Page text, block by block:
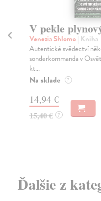
V pekle
Venezia Shlomo| Kniha
Autentické svědectví
sonderkommanda v
kt...
Na sklade ?
14,94 €
15,40 € ?
Ďalšie z